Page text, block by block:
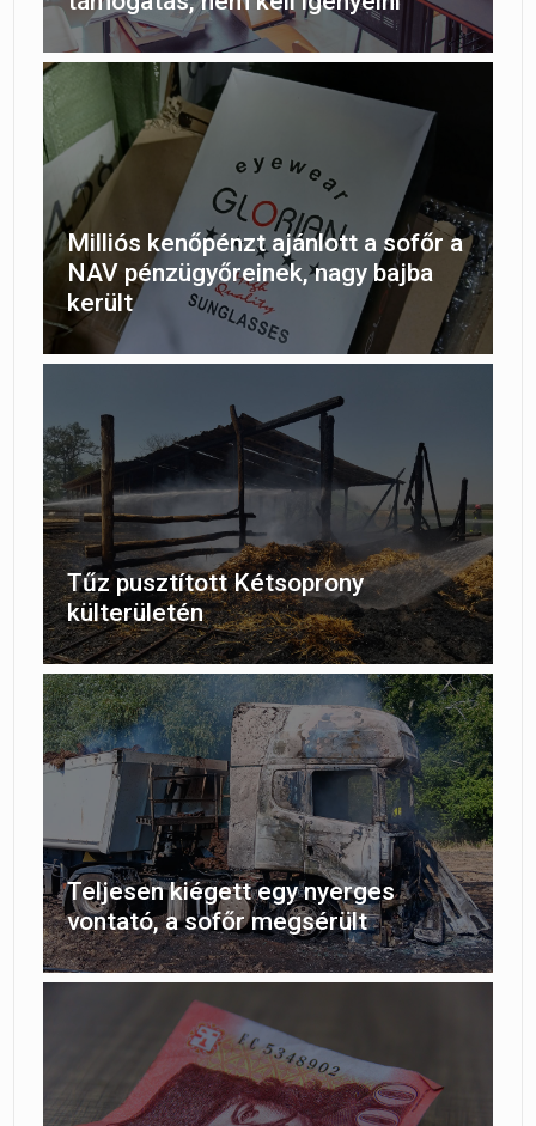
Milliós kenőpénzt ajánlott a sofőr a
NAV pénzügyőreinek, nagy bajba
került
Tűz pusztított Kétsoprony
külterületén
Teljesen kiégett egy nyerges
vontató, a sofőr megsérült